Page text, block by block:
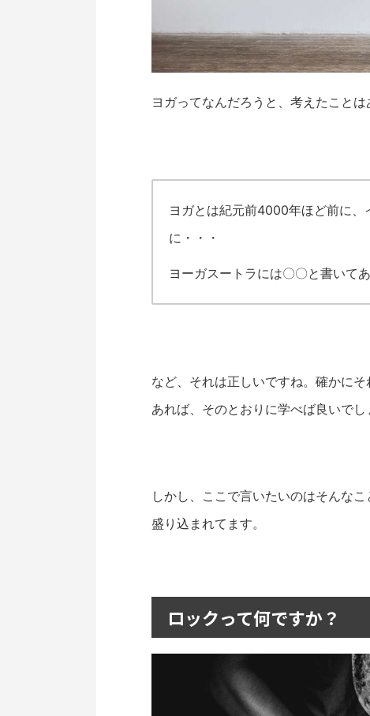
ヨガってなんだろうと、考えたことは
ヨガとは紀元前4000年ほど前に
に・・・
ヨーガスートラには〇〇と書いてあ
など、それは正しいですね。確かに
あれば、そのとおりに学べば良いでし
しかし、ここで言いたいのはそんな
盛り込まれてます。
ロックって何ですか？